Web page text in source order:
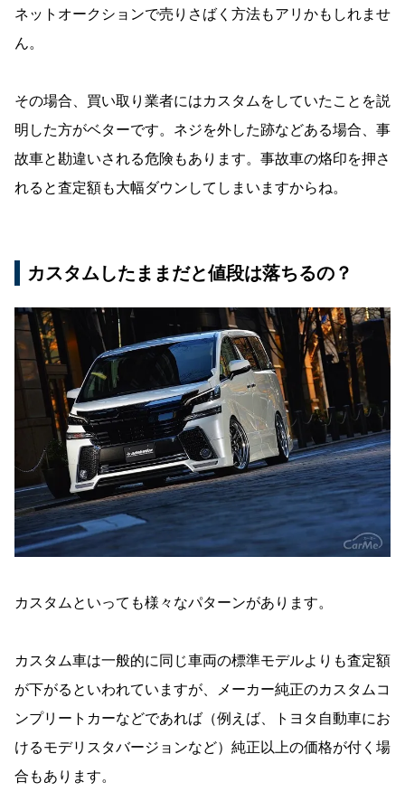
ネットオークションで売りさばく方法もアリかもしれませ
ん。
その場合、買い取り業者にはカスタムをしていたことを説
明した方がベターです。ネジを外した跡などある場合、事
故車と勘違いされる危険もあります。事故車の烙印を押さ
れると査定額も大幅ダウンしてしまいますからね。
カスタムしたままだと値段は落ちるの？
カスタムといっても様々なパターンがあります。
カスタム車は一般的に同じ車両の標準モデルよりも査定額
が下がるといわれていますが、メーカー純正のカスタムコ
ンプリートカーなどであれば（例えば、トヨタ自動車にお
けるモデリスタバージョンなど）純正以上の価格が付く場
合もあります。